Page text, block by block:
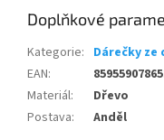
Doplňkové
Kategorie: Dárečky ze
EAN:
Materiál:
Dřevo
Postava: Anděl